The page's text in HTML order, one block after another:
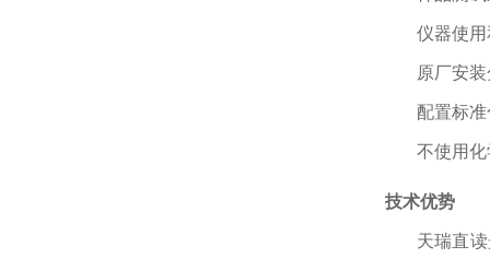
仪器使
原厂安
配置标
不使用
技术优势
天瑞直